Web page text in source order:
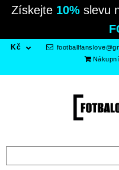
Získejte 10% slevu
Kč